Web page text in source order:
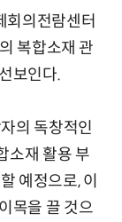
회의전람센터
복합소재 관
보인다.
의 독창적인
소재 활용 부
예정으로, 이
목을 끌 것으